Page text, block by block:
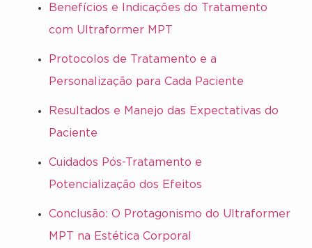
Benefícios e Indicações do Tratamento
com Ultraformer MPT
Protocolos de Tratamento e a
Personalização para Cada Paciente
Resultados e Manejo das Expectativas do
Paciente
Cuidados Pós-Tratamento e
Potencialização dos Efeitos
Conclusão: O Protagonismo do Ultraformer
MPT na Estética Corporal